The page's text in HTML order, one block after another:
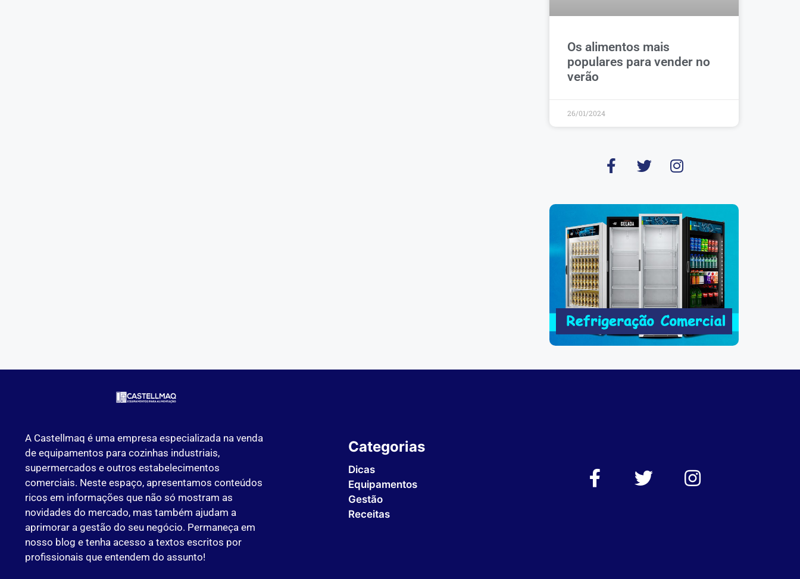
Os alimentos mais
populares para vender no
verão
26/01/2024
A Castellmaq é uma empresa especializada na venda
de equipamentos para cozinhas industriais,
supermercados e outros estabelecimentos
comerciais. Neste espaço, apresentamos conteúdos
ricos em informações que não só mostram as
novidades do mercado, mas também ajudam a
aprimorar a gestão do seu negócio. Permaneça em
nosso blog e tenha acesso a textos escritos por
profissionais que entendem do assunto!
Categorias
Dicas
Equipamentos
Gestão
Receitas